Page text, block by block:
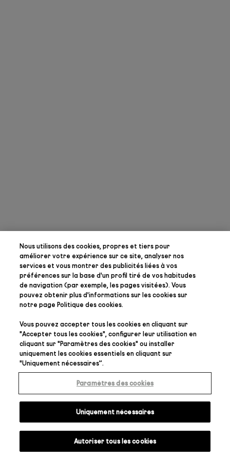
Nous utilisons des cookies, propres et tiers pour
améliorer votre expérience sur ce site, analyser nos
services et vous montrer des publicités liées à vos
préférencessur la base d'un profil tiré de vos habitudes
de navigation (par exemple, les pages visitées). Vous
pouvez obtenir plus d'informations sur les cookies sur
notre pagePolitique des cookies.
Vous pouvez accepter tous les cookies en cliquant sur
"Accepter tous les cookies", configurer leur utilisation en
cliquant sur "Paramètres des cookies" ou installer
uniquement les cookies essentiels en cliquant sur
"Uniquement nécessaires”.
Paramètres des cookies
Uniquement nécessaires
Autoriser tous les cookies